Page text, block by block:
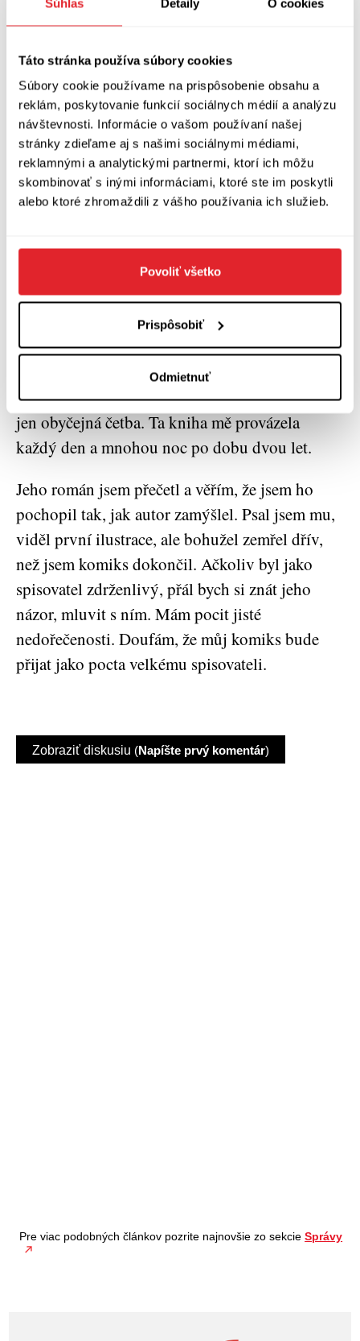
Súhlas Detaily O cookies
Táto stránka používa súbory cookies
Súbory cookie používame na prispôsobenie obsahu a
reklám, poskytovanie funkcií sociálnych médií a analýzu
návštevnosti. Informácie o vašom používaní našej
stránky zdieľame aj s našimi sociálnymi médiami,
reklamnými a analytickými partnermi, ktorí ich môžu
skombinovať s inými informáciami, ktoré ste im poskytli
alebo ktoré zhromaždili z vášho používania ich služieb.
Povoliť všetko
Prispôsobiť
Odmietnuť
poctou geniálnímu malíři Sempému. Ten mě
naučil, že kresba může jen naznačovat. Ale já na
rozdíl od Sempého nejsem virtuóz. Pro mě je
tvorba složitý proces, musím vše propracovat. S
tímto komiksem jsem strávil hodně času a závěr
byl těžký a bolestný. Jednou jsem celý den
Někdy jsem v tom nelítostném světě, který jsem
vytvořil, sám zabloudil.
Toho, že jsem nemohl svůj komiks Cormacu
McCarthymu předat.Cesta, to pro mě nebyla
jen obyčejná četba. Ta kniha mě provázela
každý den a mnohou noc po dobu dvou let.
Jeho román jsem přečetl a věřím, že jsem ho
pochopil tak, jak autor zamýšlel. Psal jsem mu,
viděl první ilustrace, ale bohužel zemřel dřív,
než jsem komiks dokončil. Ačkoliv byl jako
spisovatel zdrženlivý, přál bych si znát jeho
názor, mluvit s ním. Mám pocit jisté
nedořečenosti. Doufám, že můj komiks bude
přijat jako pocta velkému spisovateli.
Zobraziť diskusiu (Napíšte prvý komentár)
Pre viac podobných článkov pozrite najnovšie zo sekcieSprávy